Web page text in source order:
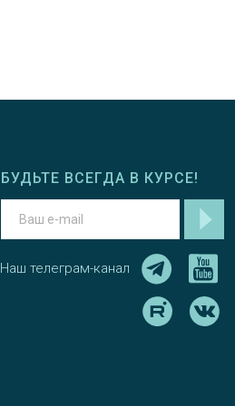
Наш телеграм-канал
БУДЬТЕ ВСЕГДА В КУРСЕ!